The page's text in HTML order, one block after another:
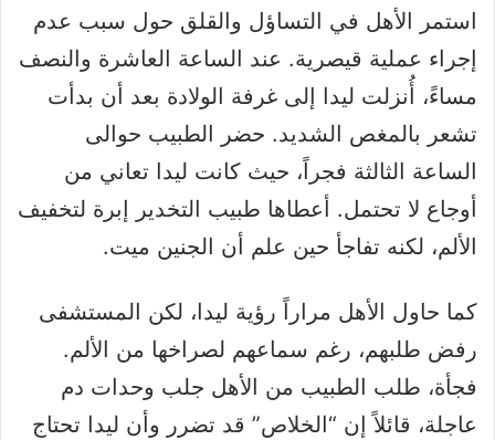
استمر الأهل في التساؤل والقلق حول سبب عدم
إجراء عملية قيصرية. عند الساعة العاشرة والنصف
مساءً، أُنزلت ليدا إلى غرفة الولادة بعد أن بدأت
تشعر بالمغص الشديد. حضر الطبيب حوالى
الساعة الثالثة فجراً، حيث كانت ليدا تعاني من
أوجاع لا تحتمل. أعطاها طبيب التخدير إبرة لتخفيف
الألم، لكنه تفاجأ حين علم أن الجنين ميت.
كما حاول الأهل مراراً رؤية ليدا، لكن المستشفى
رفض طلبهم، رغم سماعهم لصراخها من الألم.
فجأة، طلب الطبيب من الأهل جلب وحدات دم
عاجلة، قائلاً إن “الخلاص” قد تضرر وأن ليدا تحتاج